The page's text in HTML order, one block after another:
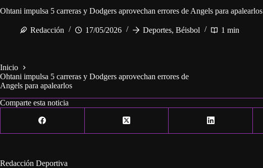
Ohtani impulsa 5 carreras y Dodgers aprovechan errores de Angels para apalearlos
Redacción 17/05/2026 Deportes, Béisbol 1 min
Inicio
Ohtani impulsa 5 carreras y Dodgers aprovechan errores de
Angels para apalearlos
Comparte esta noticia
Redacción Deportiva